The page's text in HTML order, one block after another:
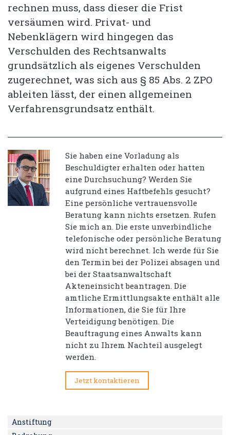
rechnen muss, dass dieser die Frist
versäumen wird. Privat- und
Nebenklägern wird hingegen das
Verschulden des Rechtsanwalts
grundsätzlich als eigenes Verschulden
zugerechnet, was sich aus § 85 Abs. 2 ZPO
ableiten lässt, der einen allgemeinen
Verfahrensgrundsatz enthält.
Sie haben eine Vorladung als
Beschuldigter erhalten oder hatten
eine Durchsuchung? Werden Sie
aufgrund eines Haftbefehls gesucht?
Eine persönliche vertrauensvolle
Beratung kann nichts ersetzen. Rufen
Sie mich an. Die erste unverbindliche
telefonische oder persönliche Beratung
wird nicht berechnet. Ich werde für Sie
den Termin bei der Polizei absagen und
bei der Staatsanwaltschaft
Akteneinsicht beantragen. Die
amtliche Ermittlungsakte enthält alle
Informationen, die Sie für Ihre
Verteidigung benötigen. Die
Beauftragung eines Anwalts kann
nicht zu Ihrem Nachteil ausgelegt
werden.
Jetzt kontaktieren
Anstiftung